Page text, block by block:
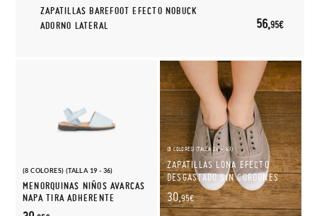
ZAPATILLAS BAREFOOT EFECTO NOBUCK
ADORNO LATERAL
56,95€
(8 COLORES) (TALLA 19 - 36)
MENORQUINAS NIÑOS AVARCAS
NAPA TIRA ADHERENTE
(8 COLORES) (TALLA 24 - 43)
ZAPATILLAS LONA EFECTO
DESGASTADO SIN CORDONES
30,95€